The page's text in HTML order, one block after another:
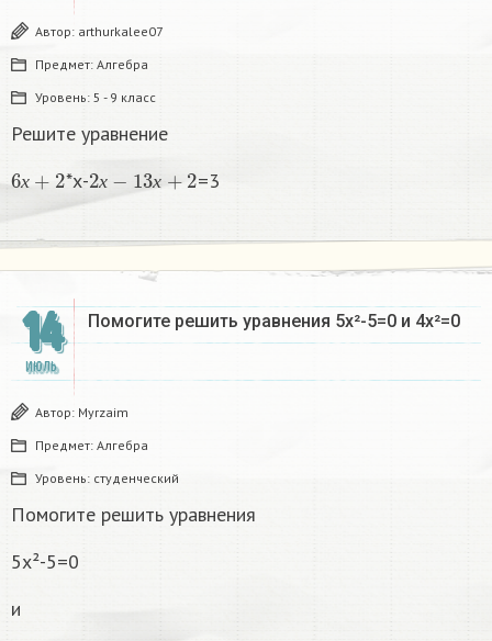
Автор: arthurkalee07
Предмет: Алгебра
Уровень: 5 - 9 класс
Решите уравнение
х
6 *х- х
2
х
3 =3
14
ИЮЛЬ
Помогите решить уравнения 5х²-5=0 и 4х²=0
Автор: Myrzaim
Предмет: Алгебра
Уровень: студенческий
Помогите решить уравнения
5х²-5=0
и